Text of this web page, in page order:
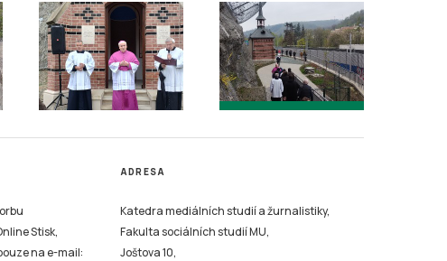
Stisk,
na e-mail:
ADRESA
Katedra mediálních studií a žurnalistiky,
Fakulta sociálních studií MU,
Joštova 10,